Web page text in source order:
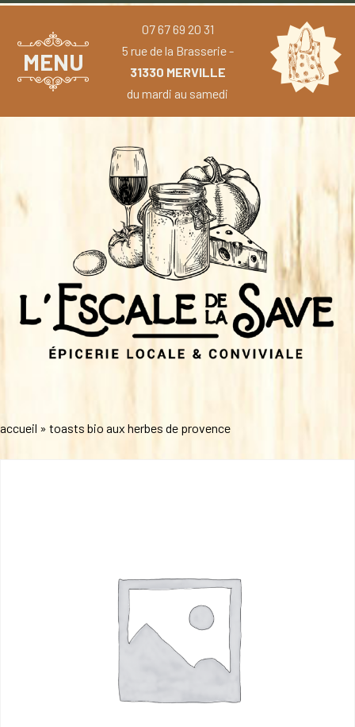
MENU
07 67 69 20 31
5 rue de la Brasserie -
31330 MERVILLE
du mardi au samedi
accueil » toasts bio aux herbes de provence